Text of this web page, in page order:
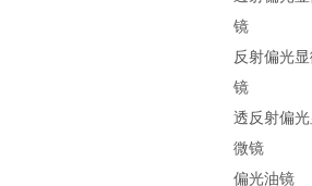
镜
反射偏光
镜
透反射偏
微镜
偏光油镜